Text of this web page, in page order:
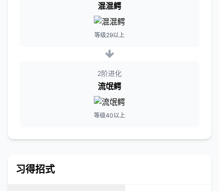
混混鳄
等级29以上
2阶进化
流氓鳄
等级40以上
习得招式